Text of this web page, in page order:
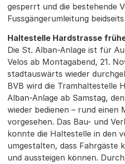
gesperrt und die bestehende
Fussgängerumleitung
Haltestelle Hardstrasse
Die St. Alban-Anlage ist für
Velos ab Montagabend, 21.
stadtauswärts wieder
BVB wird die Tramhaltestelle
Alban-Anlage ab Samstag,
wieder bedienen – rund einen
vorgesehen. Das Bau- und
konnte die Haltestelle in den
umgestalten, dass Fahrgäste
und aussteigen können.